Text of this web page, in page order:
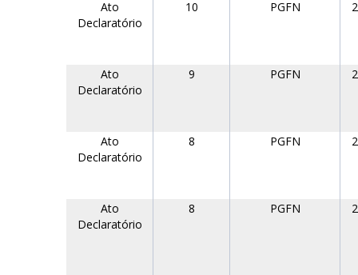
Ato
Declaratório
10 PGFN
Ato
Declaratório
9 PGFN
Ato
Declaratório
8 PGFN
Ato
Declaratório
8 PGFN